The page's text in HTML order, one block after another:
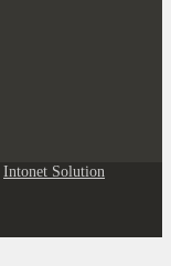
Intonet Solution